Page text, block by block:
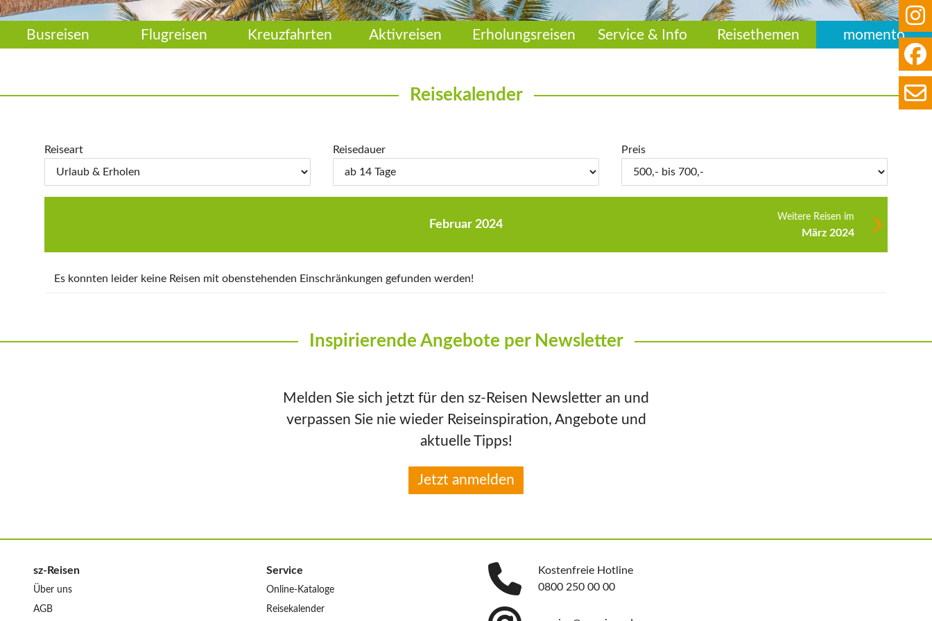
Busreisen Flugreisen Kreuzfahrten Aktivreisen Erholungsreisen Service & Info Reisethemen momento
Reisekalender
Reiseart Reisedauer Preis
Februar 2024
Weitere Reisen im
März 2024
Es konnten leider keine Reisen mit obenstehenden Einschränkungen gefunden werden!
Inspirierende Angebote per Newsletter
Melden Sie sich jetzt für den sz-Reisen Newsletter an und
verpassen Sie nie wieder Reiseinspiration, Angebote und
aktuelle Tipps!
Jetzt anmelden
sz-Reisen
Über uns
AGB
Service
Online-Kataloge
Reisekalender
Kostenfreie Hotline
0800 250 00 00